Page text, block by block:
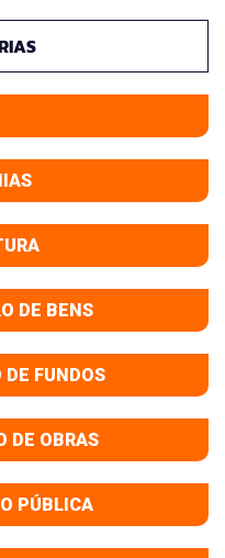
DE BENS
FUNDOS
DE OBRAS
PÚBLICA